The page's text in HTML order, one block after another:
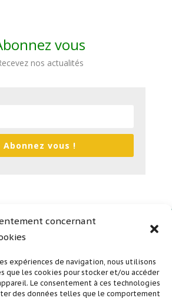
concernant
expériences de navigation, nous utilisons
que les cookies pour stocker et/ou accéder
Le consentement à ces technologies
des données telles que le comportement
vous
nos actualités
Abonnez vous !
confidentialité